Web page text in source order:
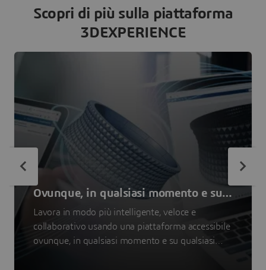
Scopri di più sulla piattaforma
3DEXPERIENCE
Ovunque, in qualsiasi momento e su
qualsiasi dispositivo
Lavora in modo più intelligente, veloce e
collaborativo usando una piattaforma accessibile
ovunque, in qualsiasi momento e su qualsiasi